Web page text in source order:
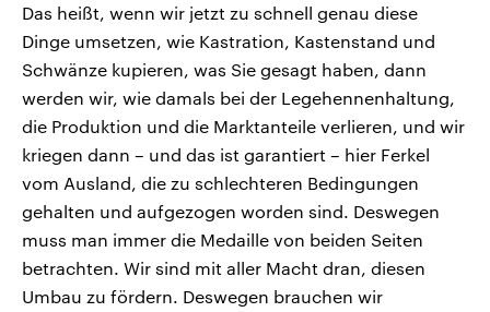
Das heißt, wenn wir jetzt zu schnell genau diese
Dinge umsetzen, wie Kastration, Kastenstand und
Schwänze kupieren, was Sie gesagt haben, dann
werden wir, wie damals bei der Legehennenhaltung,
die Produktion und die Marktanteile verlieren, und wir
kriegen dann – und das ist garantiert – hier Ferkel
vom Ausland, die zu schlechteren Bedingungen
gehalten und aufgezogen worden sind. Deswegen
muss man immer die Medaille von beiden Seiten
betrachten. Wir sind mit aller Macht dran, diesen
Umbau zu fördern. Deswegen brauchen wir